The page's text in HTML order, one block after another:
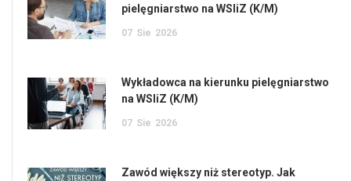
pielęgniarstwo na WSIiZ (K/M)
07 Sie 2026
Wykładowca na kierunku pielęgniarstwo
na WSIiZ (K/M)
07 Sie 2026
Zawód większy niż stereotyp. Jak